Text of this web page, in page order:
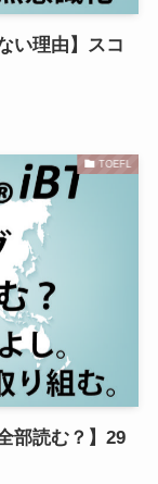
い理由】スコ
TOEFL
部読む？】29